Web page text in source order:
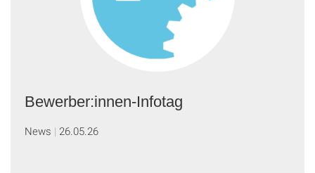
Bewerber:innen-Infotag
News 26.05.26